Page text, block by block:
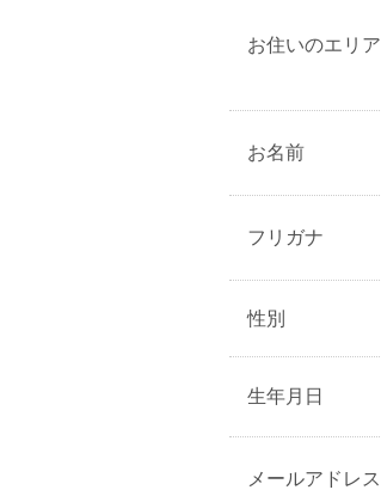
お住いのエリア
お名前
フリガナ
性別
生年月日
メールアドレス